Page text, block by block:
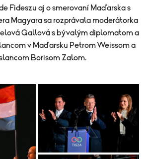
Fideszu aj o smerovaní Maďarska s
Magyara sa rozprávala moderátorka
Gallová s bývalým diplomatom a
v Maďarsku Petrom Weissom a
Borisom Zalom.